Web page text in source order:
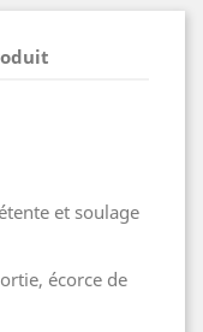
et soulage
écorce de